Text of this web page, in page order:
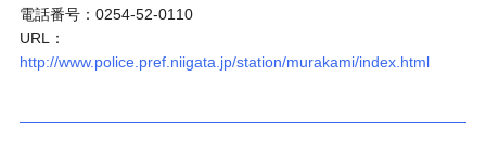
電話番号：0254-52-0110
URL：
http://www.police.pref.niigata.jp/station/murakami/index.html